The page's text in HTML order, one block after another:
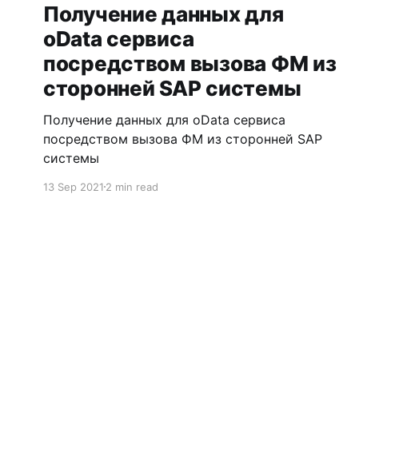
Получение данных для
oData сервиса
посредством вызова ФМ из
сторонней SAP системы
Получение данных для oData сервиса
посредством вызова ФМ из сторонней SAP
системы
13 Sep 20212 min read